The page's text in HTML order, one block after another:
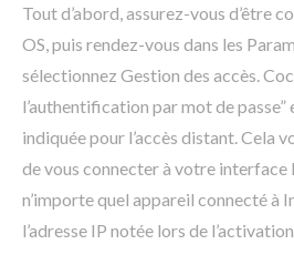
Tout d’abord, assurez-vous d’être
OS, puis rendez-vous dans les
sélectionnez Gestion des accès.
l’authentification par mot de passe”
indiquée pour l’accès distant. Cela
de vous connecter à votre interface
n’importe quel appareil connecté à
l’adresse IP notée lors de